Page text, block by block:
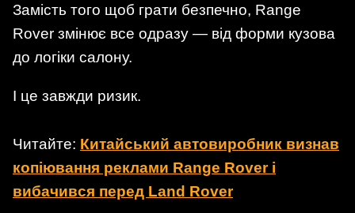
Замість того щоб грати безпечно, Range
Rover змінює все одразу — від форми кузова
до логіки салону.
І це завжди ризик.
Читайте: Китайський автовиробник визнав
копіювання реклами Range Rover і
вибачився перед Land Rover